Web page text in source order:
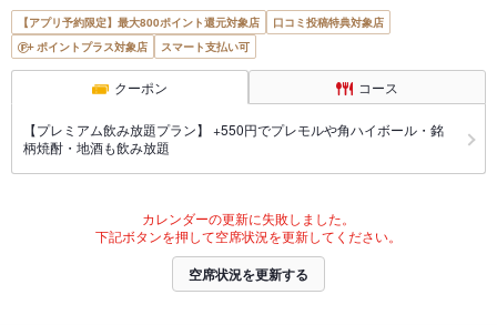
【アプリ予約限定】最大800ポイント還元対象店
口コミ投稿特典対象店
ポイントプラス対象店
スマート支払い可
クーポン コース
【プレミアム飲み放題プラン】 +550円でプレモルや角ハイボール・銘
柄焼酎・地酒も飲み放題
カレンダーの更新に失敗しました。
下記ボタンを押して空席状況を更新してください。
空席状況を更新する